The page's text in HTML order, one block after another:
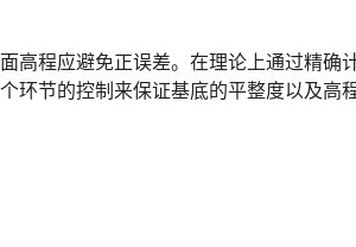
高程应避免正误差。在理论上通过精确
节的控制来保证基底的平整度以及高程